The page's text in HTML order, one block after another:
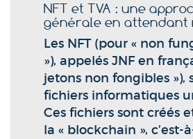
NFT et TVA : une
générale en attendant
Les NFT (pour « non
»), appelés JNF en
jetons non fongibles »),
fichiers informatiques
Ces fichiers sont créés
la « blockchain », c’est-